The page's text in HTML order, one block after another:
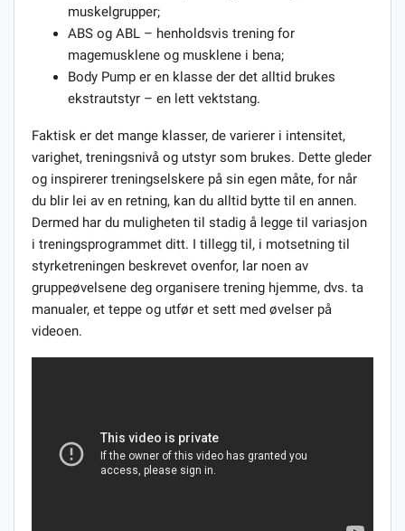
muskelgrupper;
ABS og ABL – henholdsvis trening for
magemusklene og musklene i bena;
Body Pump er en klasse der det alltid brukes
ekstrautstyr – en lett vektstang.
Faktisk er det mange klasser, de varierer i intensitet,
varighet, treningsnivå og utstyr som brukes. Dette gleder
og inspirerer treningselskere på sin egen måte, for når
du blir lei av en retning, kan du alltid bytte til en annen.
Dermed har du muligheten til stadig å legge til variasjon
i treningsprogrammet ditt. I tillegg til, i motsetning til
styrketreningen beskrevet ovenfor, lar noen av
gruppeøvelsene deg organisere trening hjemme, dvs. ta
manualer, et teppe og utfør et sett med øvelser på
videoen.